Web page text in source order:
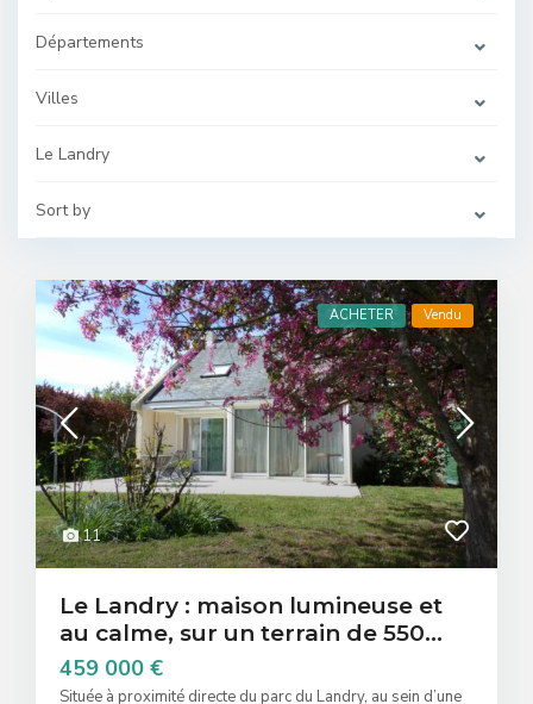
Départements
Villes
Le Landry
Sort by
11
ACHETER Vendu
Le Landry : maison lumineuse et
au calme, sur un terrain de 550...
459 000 €
Située à proximité directe du parc du Landry, au sein d’une